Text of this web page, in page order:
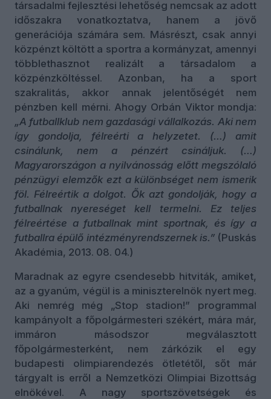
társadalmi fejlesztési lehetőség nemcsak az adott
időszakra vonatkoztatva, hanem a jövő
generációja számára sem. Másrészt, csak annyi
közpénzt költött a sportra a kormányzat, amennyi
többlethasznot realizált a társadalom a
közpénzköltéssel. Azonban, ha a sport
szakralitás, akkor annak jelentőségét nem
pénzben kell mérni. Ahogy Orbán Viktor mondja:
„A futballklub nem gazdasági vállalkozás. Aki nem
így gondolja, félreérti a helyzetet. (…) amit
csinálunk, nem a pénzért csináljuk. (…)
Magyarországon a nyilvánosság előtt megszólaló
pénzügyi elemzők ezt a különbséget nem ismerik
föl. Félreértik a dolgot. Ők azt gondolják, hogy a
futballnak nyereséget kell termelni. Ez teljes
félreértése a futballnak mint sportnak, és így a
futballra épülő intézményrendszernek is.” (Puskás
Akadémia, 2013. 08. 04.)
Maradnak az egyre csendesebb hitviták, amiket,
az a gyanúm, végül is a miniszterelnök nyert meg.
Aki nemrég még „Stop stadion!” programmal
kampányolt a főpolgármesteri székért, mára már,
immáron másodszor megválasztott
főpolgármesterként, nem zárkózik el egy
budapesti olimpiarendezés ötletétől, sőt már
tárgyalt is erről a Nemzetközi Olimpiai Bizottság
elnökével. A nagy sportszövetségek és